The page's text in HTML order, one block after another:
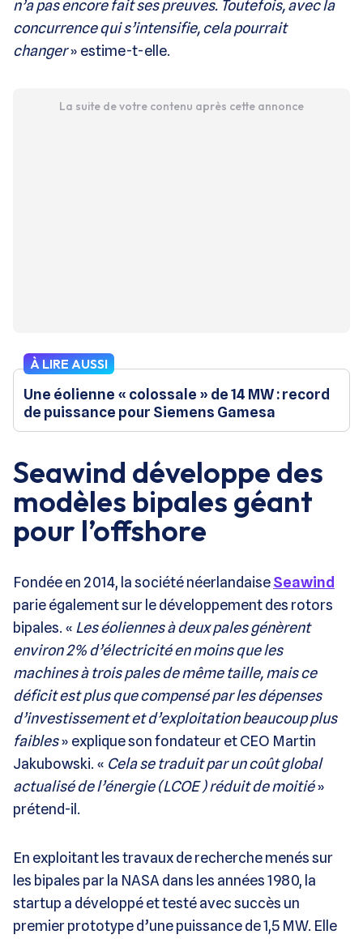
n’a pas encore fait ses preuves. Toutefois, avec la
concurrence qui s’intensifie, cela pourrait
changer» estime-t-elle.
La suite de votre contenu après cette annonce
À LIRE AUSSI
Une éolienne « colossale » de 14 MW : record
de puissance pour Siemens Gamesa
Seawind développe des
modèles bipales géant
pour l’offshore
Fondée en 2014, la société néerlandaiseSeawind
parie également sur le développement des rotors
bipales. « Les éoliennes à deux pales génèrent
environ 2% d’électricité en moins que les
machines à trois pales de même taille, mais ce
déficit est plus que compensé par les dépenses
d’investissement et d’exploitation beaucoup plus
faibles» explique son fondateur et CEO Martin
Jakubowski. « Cela se traduit par un coût global
actualisé de l’énergie (LCOE ) réduit de moitié»
prétend-il.
En exploitant les travaux de recherche menés sur
les bipales par la NASA dans les années 1980, la
startup a développé et testé avec succès un
premier prototype d’une puissance de 1,5 MW. Elle